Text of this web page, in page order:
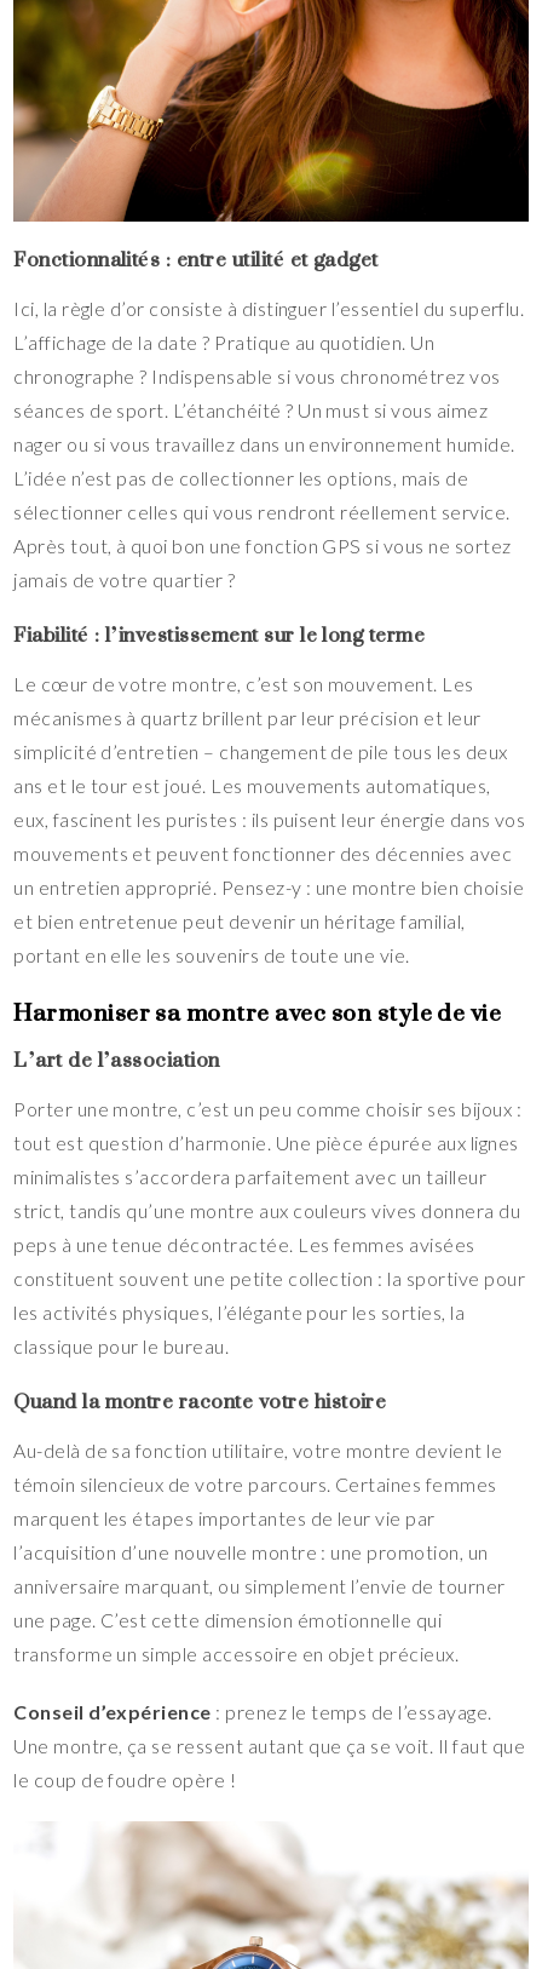
Fonctionnalités : entre utilité et gadget
Ici, la règle d’or consiste à distinguer l’essentiel du superflu.
L’affichage de la date ? Pratique au quotidien. Un
chronographe ? Indispensable si vous chronométrez vos
séances de sport. L’étanchéité ? Un must si vous aimez
nager ou si vous travaillez dans un environnement humide.
L’idée n’est pas de collectionner les options, mais de
sélectionner celles qui vous rendront réellement service.
Après tout, à quoi bon une fonction GPS si vous ne sortez
jamais de votre quartier ?
Fiabilité : l’investissement sur le long terme
Le cœur de votre montre, c’est son mouvement. Les
mécanismes à quartz brillent par leur précision et leur
simplicité d’entretien – changement de pile tous les deux
ans et le tour est joué. Les mouvements automatiques,
eux, fascinent les puristes : ils puisent leur énergie dans vos
mouvements et peuvent fonctionner des décennies avec
un entretien approprié. Pensez-y : une montre bien choisie
et bien entretenue peut devenir un héritage familial,
portant en elle les souvenirs de toute une vie.
Harmoniser sa montre avec son style de vie
L’art de l’association
Porter une montre, c’est un peu comme choisir ses bijoux :
tout est question d’harmonie. Une pièce épurée aux lignes
minimalistes s’accordera parfaitement avec un tailleur
strict, tandis qu’une montre aux couleurs vives donnera du
peps à une tenue décontractée. Les femmes avisées
constituent souvent une petite collection : la sportive pour
les activités physiques, l’élégante pour les sorties, la
classique pour le bureau.
Quand la montre raconte votre histoire
Au-delà de sa fonction utilitaire, votre montre devient le
témoin silencieux de votre parcours. Certaines femmes
marquent les étapes importantes de leur vie par
l’acquisition d’une nouvelle montre : une promotion, un
anniversaire marquant, ou simplement l’envie de tourner
une page. C’est cette dimension émotionnelle qui
transforme un simple accessoire en objet précieux.
Conseil d’expérience : prenez le temps de l’essayage.
Une montre, ça se ressent autant que ça se voit. Il faut que
le coup de foudre opère !